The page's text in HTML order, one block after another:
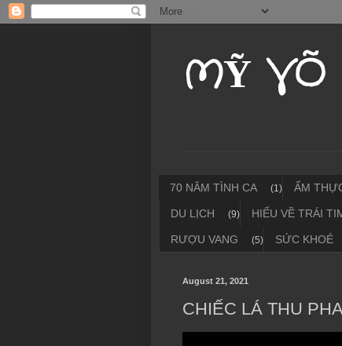
MỸ VÕ
70 NĂM TÌNH CA (1) ẨM
DU LỊCH (9) HIỂU VỀ TRÁI
RƯỢU VANG (5) SỨC KHOẺ
August 21, 2021
CHIẾC LÁ THU